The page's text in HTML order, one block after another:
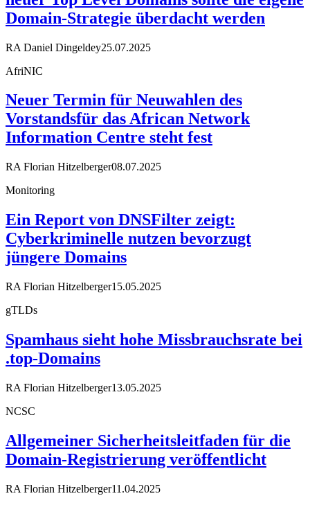
Domain-Strategie überdacht werden
RA Daniel Dingeldey25.07.2025
AfriNIC
Neuer Termin für Neuwahlen des
Vorstandsfür das African Network
Information Centre steht fest
RA Florian Hitzelberger08.07.2025
Monitoring
Ein Report von DNSFilter zeigt:
Cyberkriminelle nutzen bevorzugt
jüngere Domains
RA Florian Hitzelberger15.05.2025
gTLDs
Spamhaus sieht hohe Missbrauchsrate bei
.top-Domains
RA Florian Hitzelberger13.05.2025
NCSC
Allgemeiner Sicherheitsleitfaden für die
Domain-Registrierung veröffentlicht
RA Florian Hitzelberger11.04.2025